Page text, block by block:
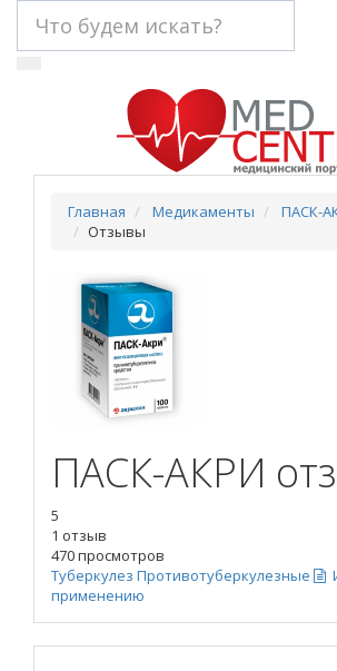
Главная Медикаменты
ПАСК-
Отзывы
ПАСК-АКРИ
5
1 отзыв
470 просмотров
Туберкулез Противотуберкулезные
применению